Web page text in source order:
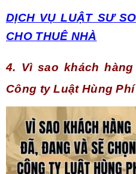
DỊCH VỤ LUẬT SƯ
CHO THUÊ NHÀ
4. Vì sao khách
Công ty Luật Hùng Phí